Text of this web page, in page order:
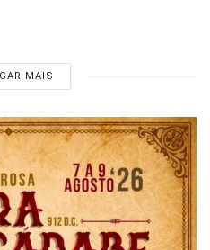
MAIS